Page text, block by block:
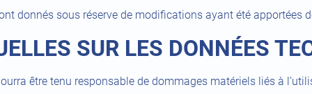
donnés sous réserve de modifications ayant été apportées
SUR LES DONNÉES
être tenu responsable de dommages matériels liés à